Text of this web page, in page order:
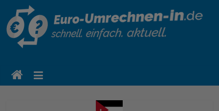
euro-
umrechnen-
in.de